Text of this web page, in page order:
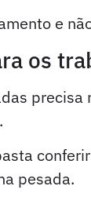
e
os
pesada.